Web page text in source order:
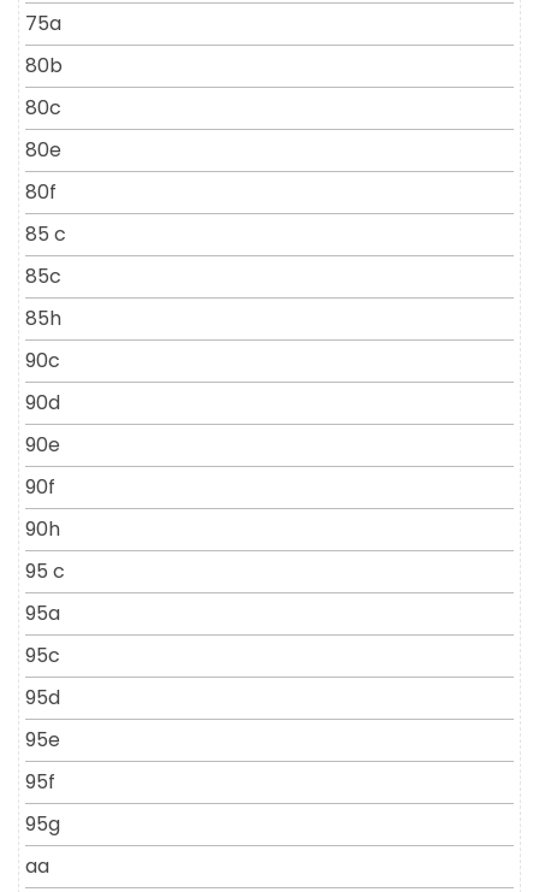
75a
80b
80c
80e
80f
85 c
85c
85h
90c
90d
90e
90f
90h
95 c
95a
95c
95d
95e
95f
95g
aa